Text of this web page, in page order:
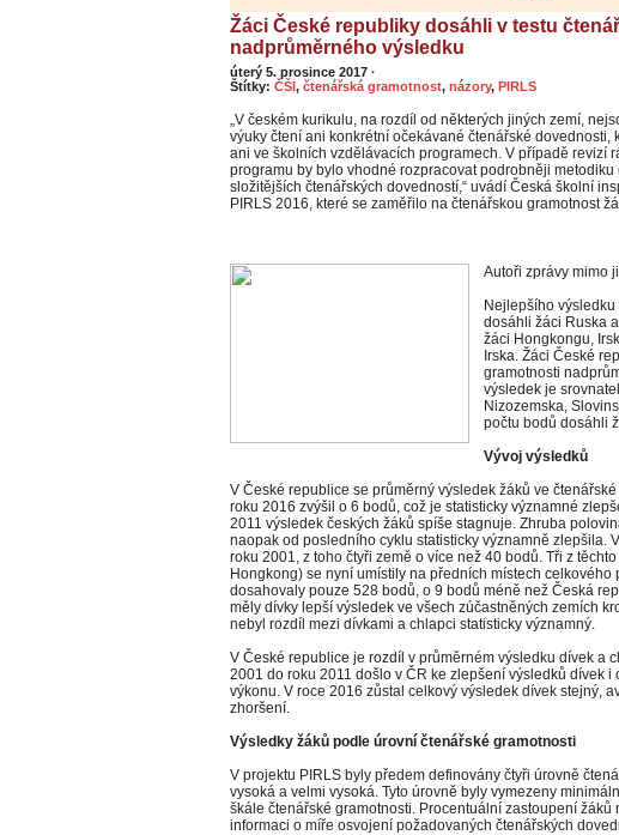
Žáci České republiky dosáhli v testu
nadprůměrného výsledku
úterý 5. prosince 2017 ·
Štítky: ČŠI, čtenářská gramotnost, názory, PIRLS
„V českém kurikulu, na rozdíl od některých jiných zemí,
výuky čtení ani konkrétní očekávané čtenářské dovednosti,
ani ve školních vzdělávacích programech. V případě revizí
programu by bylo vhodné rozpracovat podrobněji
složitějších čtenářských dovedností,“ uvádí Česká školní
PIRLS 2016, které se zaměřilo na čtenářskou gramotnost
Autoři zprávy mimo
Nejlepšího
dosáhli žáci Ruska
žáci Hongkongu,
Irska. Žáci České
gramotnosti
výsledek je
Nizozemska,
počtu bodů dosáhli
Vývoj výsledků
V České republice se průměrný výsledek žáků ve
roku 2016 zvýšil o 6 bodů, což je statisticky významné
2011 výsledek českých žáků spíše stagnuje. Zhruba
naopak od posledního cyklu statisticky významně zlepšila.
roku 2001, z toho čtyři země o více než 40 bodů. Tři z
Hongkong) se nyní umístily na předních místech celkového
dosahovaly pouze 528 bodů, o 9 bodů méně než Česká
měly dívky lepší výsledek ve všech zúčastněných zemích
nebyl rozdíl mezi dívkami a chlapci statisticky významný.
V České republice je rozdíl v průměrném výsledku dívek a
2001 do roku 2011 došlo v ČR ke zlepšení výsledků dívek i
výkonu. V roce 2016 zůstal celkový výsledek dívek stejný,
zhoršení.
Výsledky žáků podle úrovní čtenářské gramotnosti
V projektu PIRLS byly předem definovány čtyři úrovně
vysoká a velmi vysoká. Tyto úrovně byly vymezeny
škále čtenářské gramotnosti. Procentuální zastoupení žáků
informaci o míře osvojení požadovaných čtenářských